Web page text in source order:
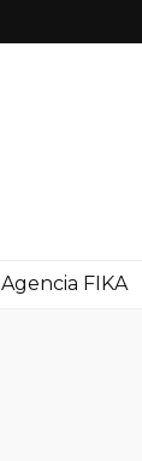
Agencia FIKA